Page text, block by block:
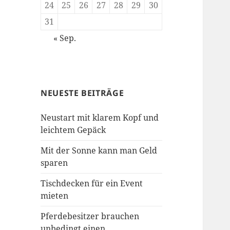
24
25 26 27 28 29
30
31
« Sep.
NEUESTE BEITRÄGE
Neustart mit klarem Kopf und
leichtem Gepäck
Mit der Sonne kann man Geld
sparen
Tischdecken für ein Event
mieten
Pferdebesitzer brauchen